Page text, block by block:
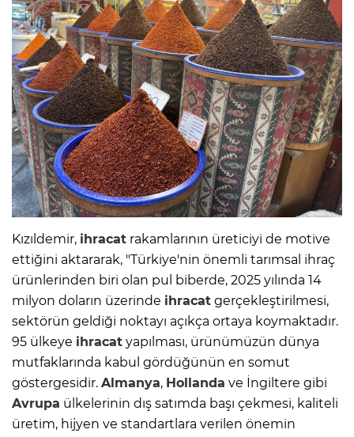
Kızıldemir, ihracat rakamlarının üreticiyi de motive
ettiğini aktararak, "Türkiye'nin önemli tarımsal ihraç
ürünlerinden biri olan pul biberde, 2025 yılında 14
milyon doların üzerinde ihracat gerçekleştirilmesi,
sektörün geldiği noktayı açıkça ortaya koymaktadır.
95 ülkeye ihracat yapılması, ürünümüzün dünya
mutfaklarında kabul gördüğünün en somut
göstergesidir. Almanya, Hollanda ve İngiltere gibi
Avrupa ülkelerinin dış satımda başı çekmesi, kaliteli
üretim, hijyen ve standartlara verilen önemin